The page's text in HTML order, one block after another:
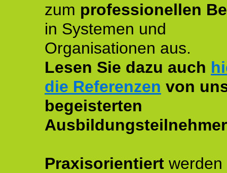
zum professionellen
in Systemen und
Organisationen aus.
Lesen Sie dazu auch
die Referenzen von
begeisterten
Praxisorientiert werden